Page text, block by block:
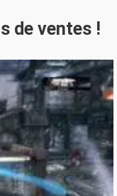
de ventes !